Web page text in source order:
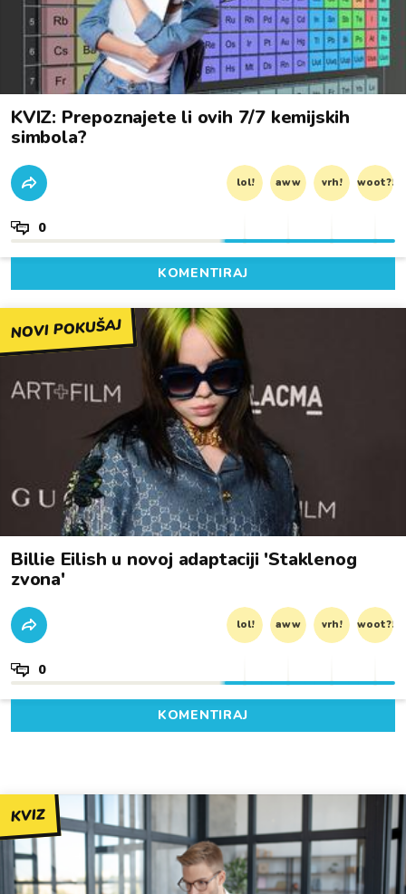
KVIZ: Prepoznajete li ovih 7/7 kemijskih
simbola?
lol! aww vrh! woot?!
0
KOMENTIRAJ
NOVI POKUŠAJ
Billie Eilish u novoj adaptaciji 'Staklenog
zvona'
lol! aww vrh! woot?!
0
KOMENTIRAJ
KVIZ